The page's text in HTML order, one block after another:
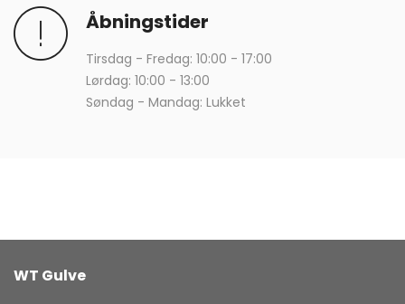
Åbningstider
Tirsdag - Fredag: 10:00 - 17:00
Lørdag: 10:00 - 13:00
Søndag - Mandag: Lukket
WT Gulve